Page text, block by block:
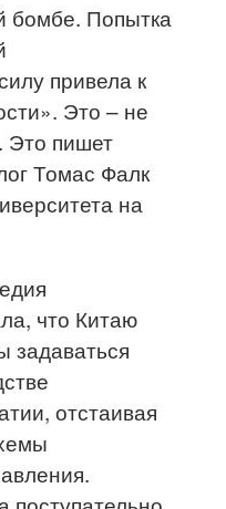
бомбе. Попытка
привела к
Это – не
Это пишет
Томас Фалк
на
что Китаю
задаваться
отстаивая